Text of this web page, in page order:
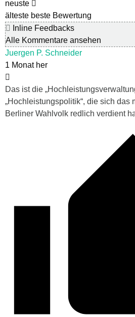
neuste
älteste beste Bewertung
Inline Feedbacks
Alle Kommentare ansehen
Juergen P. Schneider
1 Monat her
Das ist die
„Hochleistungspolitik“, die sich das
Berliner Wahlvolk redlich verdient